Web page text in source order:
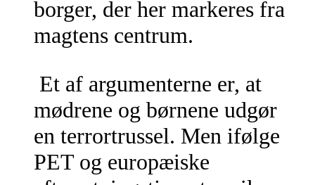
borger, der her markeres fra
magtens centrum.
Et af argumenterne er, at
mødrene og børnene udgør
en terrortrussel. Men ifølge
PET og europæiske